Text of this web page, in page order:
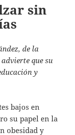
sin
de la
que su
y
bajos en
su papel en la
obesidad y